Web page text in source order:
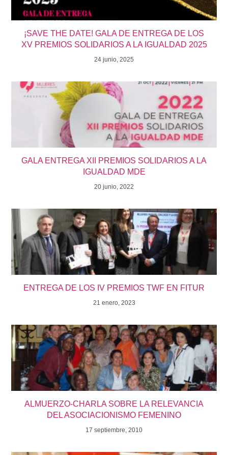
¡SAVE THE DATE! GALA DE ENTREGA DE LOS
XV PREMIOS SOLIDARIOS A LA IGUALDAD 2025
24 junio, 2025
GALA ENTREGA XII PREMIOS SOLIDARIOS A LA
IGUALDAD MDE
20 junio, 2022
ENTREGA DE LOS IV PREMIOS TWF EN FITUR
21 enero, 2023
ALMUERZO-CHARLA SOBRE LA RELEVANCIA
DEL ASOCIACIONISMO FEMENINO
17 septiembre, 2010